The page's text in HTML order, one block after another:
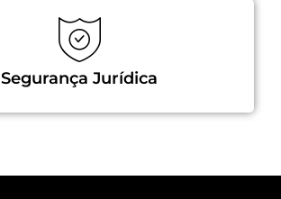
Segurança Jurídica